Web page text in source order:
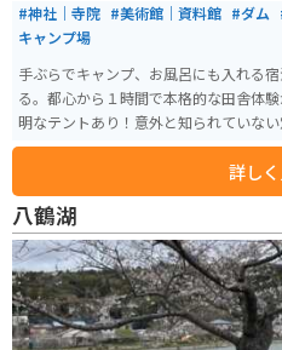
#神社｜寺院 #美術館｜資料館 #ダム
キャンプ場
手ぶらでキャンプ、お風呂にも入れる
る。都心から１時間で本格的な田舎体
明なテントあり！意外と知られていな
のスポット。
詳し
八鶴湖